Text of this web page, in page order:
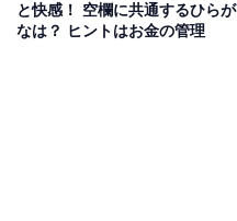
と快感！ 空欄に共通するひらが
なは？ ヒントはお金の管理